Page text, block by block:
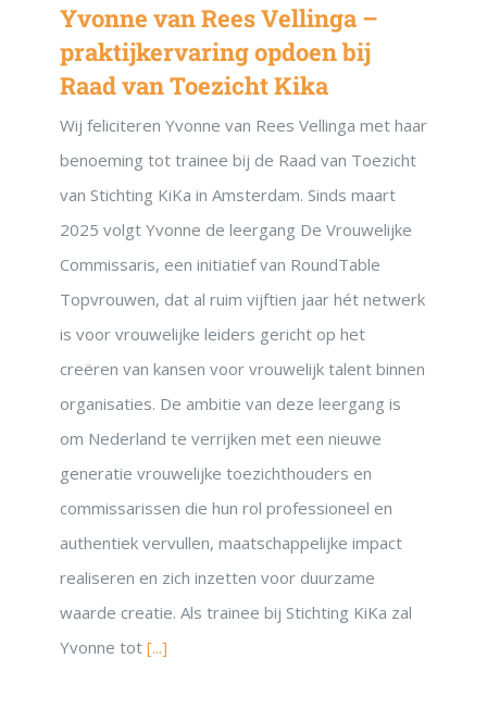
Yvonne van Rees Vellinga –
praktijkervaring opdoen bij
Raad van Toezicht Kika
Wij feliciteren Yvonne van Rees Vellinga met haar
benoeming tot trainee bij de Raad van Toezicht
van Stichting KiKa in Amsterdam. Sinds maart
2025 volgt Yvonne de leergang De Vrouwelijke
Commissaris, een initiatief van RoundTable
Topvrouwen, dat al ruim vijftien jaar hét netwerk
is voor vrouwelijke leiders gericht op het
creëren van kansen voor vrouwelijk talent binnen
organisaties. De ambitie van deze leergang is
om Nederland te verrijken met een nieuwe
generatie vrouwelijke toezichthouders en
commissarissen die hun rol professioneel en
authentiek vervullen, maatschappelijke impact
realiseren en zich inzetten voor duurzame
waarde creatie. Als trainee bij Stichting KiKa zal
Yvonne tot [...]